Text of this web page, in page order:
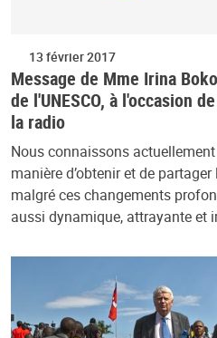
13 février 2017
Message de Mme Irina
de l'UNESCO, à l'occasion
la radio
Nous connaissons
manière d’obtenir et de
malgré ces changements
aussi dynamique, attrayante et